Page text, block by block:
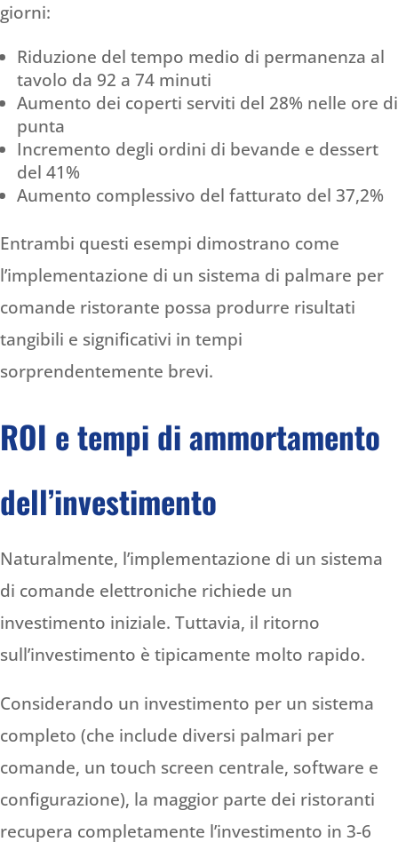
giorni:
Riduzione del tempo medio di permanenza al
tavolo da 92 a 74 minuti
Aumento dei coperti serviti del 28% nelle ore di
punta
Incremento degli ordini di bevande e dessert
del 41%
Aumento complessivo del fatturato del 37,2%
Entrambi questi esempi dimostrano come
l’implementazione di un sistema di palmare per
comande ristorante possa produrre risultati
tangibili e significativi in tempi
sorprendentemente brevi.
ROI e tempi di ammortamento
dell’investimento
Naturalmente, l’implementazione di un sistema
di comande elettroniche richiede un
investimento iniziale. Tuttavia, il ritorno
sull’investimento è tipicamente molto rapido.
Considerando un investimento per un sistema
completo (che include diversi palmari per
comande, un touch screen centrale, software e
configurazione), la maggior parte dei ristoranti
recupera completamente l’investimento in 3-6